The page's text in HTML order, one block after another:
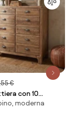
€
con 10
pino riciclato
moderna